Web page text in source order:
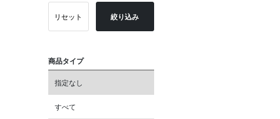
リセット 絞り込み
商品タイプ
指定なし
すべて